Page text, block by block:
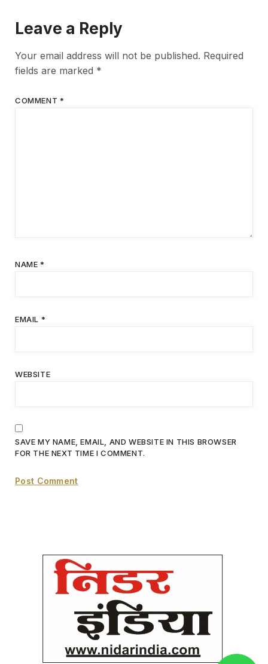
Leave a Reply
Your email address will not be published. Required
fields are marked *
COMMENT *
NAME *
EMAIL *
WEBSITE
SAVE MY NAME, EMAIL, AND WEBSITE IN THIS BROWSER
FOR THE NEXT TIME I COMMENT.